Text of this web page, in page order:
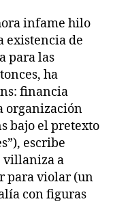
infame hilo
existencia de
para las
ha
financia
organización
bajo el pretexto
escribe
villaniza a
para violar (un
con figuras